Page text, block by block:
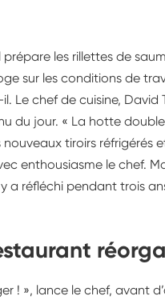
les rillettes de
sur les conditions de
Le chef de cuisine,
du jour. « La hotte
nouveaux tiroirs
enthousiasme le chef.
a réfléchi pendant trois
! », lance le chef, avant